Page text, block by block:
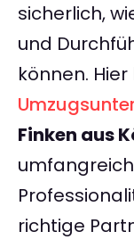
sicherlich,
und
können.
Finken aus
richtige